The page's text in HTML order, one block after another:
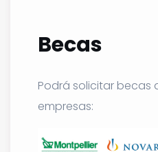
Becas
Podrá solicitar becas
empresas: